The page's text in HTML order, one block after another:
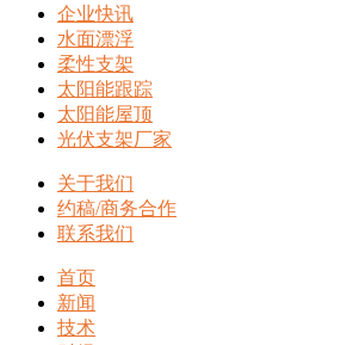
企业快讯
水面漂浮
柔性支架
太阳能跟踪
太阳能屋顶
光伏支架厂家
关于我们
约稿/商务合作
联系我们
首页
新闻
技术